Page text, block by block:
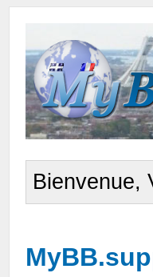
Bienvenue,